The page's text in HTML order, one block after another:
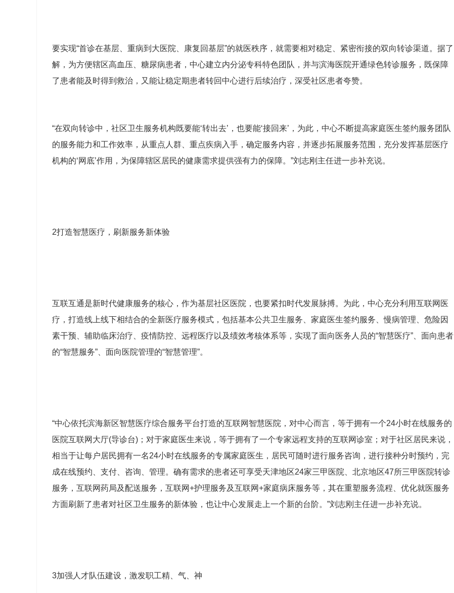
要实现“首诊在基层、重病到大医院、康复回基层”的就医秩序，就需要相对稳定、紧密衔接的双向转诊渠道。据了
解，为方便辖区高血压、糖尿病患者，中心建立内分泌专科特色团队，并与滨海医院开通绿色转诊服务，既保障
了患者能及时得到救治，又能让稳定期患者转回中心进行后续治疗，深受社区患者夸赞。
“在双向转诊中，社区卫生服务机构既要能‘转出去’，也要能‘接回来’，为此，中心不断提高家庭医生签约服务团队
的服务能力和工作效率，从重点人群、重点疾病入手，确定服务内容，并逐步拓展服务范围，充分发挥基层医疗
机构的‘网底’作用，为保障辖区居民的健康需求提供强有力的保障。”刘志刚主任进一步补充说。
2打造智慧医疗，刷新服务新体验
互联互通是新时代健康服务的核心，作为基层社区医院，也要紧扣时代发展脉搏。为此，中心充分利用互联网医
疗，打造线上线下相结合的全新医疗服务模式，包括基本公共卫生服务、家庭医生签约服务、慢病管理、危险因
素干预、辅助临床治疗、疫情防控、远程医疗以及绩效考核体系等，实现了面向医务人员的“智慧医疗”、面向患者
的“智慧服务”、面向医院管理的“智慧管理”。
“中心依托滨海新区智慧医疗综合服务平台打造的互联网智慧医院，对中心而言，等于拥有一个24小时在线服务的
医院互联网大厅(导诊台)；对于家庭医生来说，等于拥有了一个专家远程支持的互联网诊室；对于社区居民来说，
相当于让每户居民拥有一名24小时在线服务的专属家庭医生，居民可随时进行服务咨询，进行接种分时预约，完
成在线预约、支付、咨询、管理。确有需求的患者还可享受天津地区24家三甲医院、北京地区47所三甲医院转诊
服务，互联网药局及配送服务，互联网+护理服务及互联网+家庭病床服务等，其在重塑服务流程、优化就医服务
方面刷新了患者对社区卫生服务的新体验，也让中心发展走上一个新的台阶。”刘志刚主任进一步补充说。
3加强人才队伍建设，激发职工精、气、神